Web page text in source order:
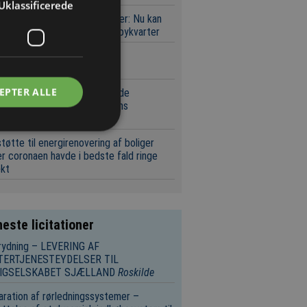
og 900.000 etagemeter: Nu kan
bydes på Nordhavns næste bykvarter
køber dansk
får ansvaret for at udvide
rundt om Københavns
til energirenovering af boliger
coronaen havde i bedste fald ringe
licitationer
– LEVERING AF
TIL
SJÆLLAND Roskilde
af rørledningssystemer –
ALLE